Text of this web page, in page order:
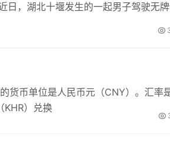
日，湖北十堰发生的一起男子驾驶无
货币单位是人民币元（CNY）。汇率
KHR）兑换